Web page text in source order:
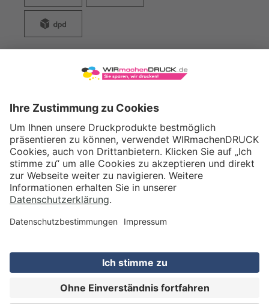
IN DEN WARENKORB
WIRmachenDRUCK GmbH
71522 Backnang
Tel.: +49 (0) 711 995 982 - 20
Fax: +49 (0) 711 995 982 - 21
SOCIAL MEDIA